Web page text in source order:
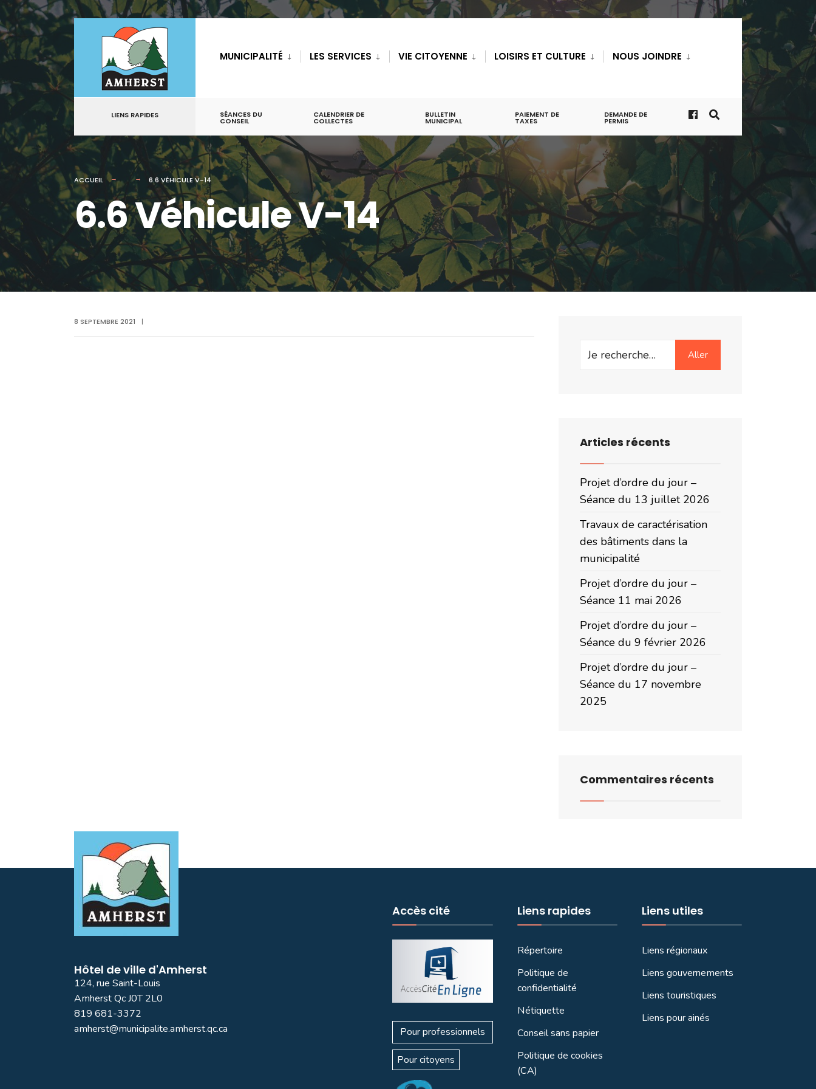
contenu
MUNICIPALITÉ LES SERVICES VIE CITOYENNE LOISIRS ET CULTURE NOUS JOINDRE
LIENS RAPIDES SÉANCES DU
CONSEIL
CALENDRIER DE
COLLECTES
BULLETIN
MUNICIPAL
PAIEMENT DE
TAXES
DEMANDE DE
PERMIS
ACCUEIL 6.6 VÉHICULE V-14
6.6 Véhicule V-14
8 SEPTEMBRE 2021 |
Search
Aller
Articles récents
Projet d’ordre du jour –
Séance du 13 juillet 2026
Travaux de caractérisation
des bâtiments dans la
municipalité
Projet d’ordre du jour –
Séance 11 mai 2026
Projet d’ordre du jour –
Séance du 9 février 2026
Projet d’ordre du jour –
Séance du 17 novembre
2025
Commentaires récents
Hôtel de ville d'Amherst
124, rue Saint-Louis
Amherst Qc J0T 2L0
819 681-3372
amherst@municipalite.amherst.qc.ca
Accès cité
Pour professionnels
Pour citoyens
Liens rapides
Répertoire
Politique de
confidentialité
Nétiquette
Conseil sans papier
Politique de cookies
(CA)
Liens utiles
Liens régionaux
Liens gouvernements
Liens touristiques
Liens pour ainés